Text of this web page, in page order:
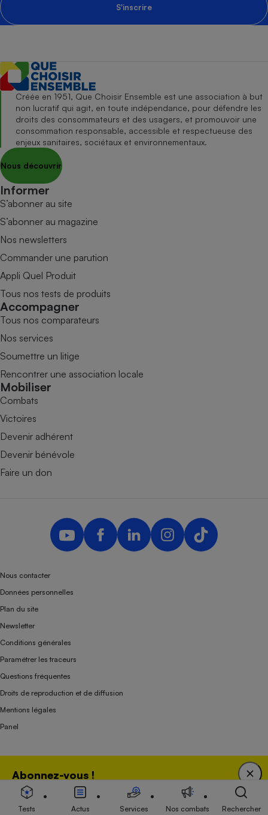
S'inscrire
Abonnez-vous !
Bénéficiez d'une expertise unique tout en soutenant
une association 100 % indépendante de l'Etat, des
Créée en 1951, Que Choisir Ensemble est une association à but
non lucratif qui agit, en toute indépendance, pour défendre les
droits des consommateurs et des usagers, et promouvoir une
consommation responsable, accessible et respectueuse des
enjeux sanitaires, sociétaux et environnementaux.
Nous découvrir
Informer
S’abonner au site
S’abonner au magazine
Nos newsletters
Commander une parution
Appli Quel Produit
Tous nos tests de produits
Accompagner
Tous nos comparateurs
Nos services
Soumettre un litige
Rencontrer une association locale
Mobiliser
Combats
Victoires
Devenir adhérent
Devenir bénévole
Faire un don
Nous contacter
Données personnelles
Plan du site
Newsletter
Conditions générales
Paramétrer les traceurs
Questions fréquentes
Droits de reproduction et de diffusion
Mentions légales
Panel
Association indépendante de l’État, des syndicats, des producteurs et des
distributeurs depuis 1951.
Tests Actus Services Nos combats Rechercher